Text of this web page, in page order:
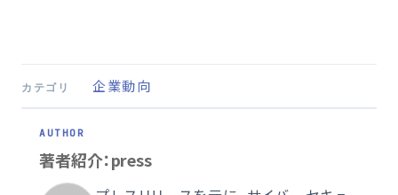
カテゴリ 企業動向
著者紹介：press